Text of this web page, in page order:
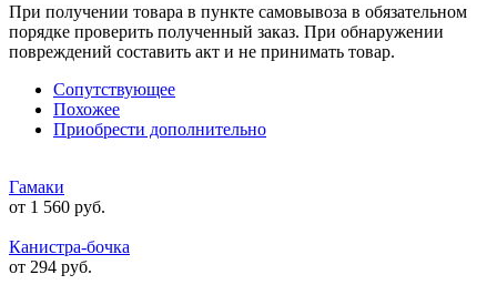
При получении товара в пункте самовывоза в обязательном
порядке проверить полученный заказ. При обнаружении
повреждений составить акт и не принимать товар.
Сопутствующее
Похожее
Приобрести дополнительно
Гамаки
от 1 560 руб.
Канистра-бочка
от 294 руб.